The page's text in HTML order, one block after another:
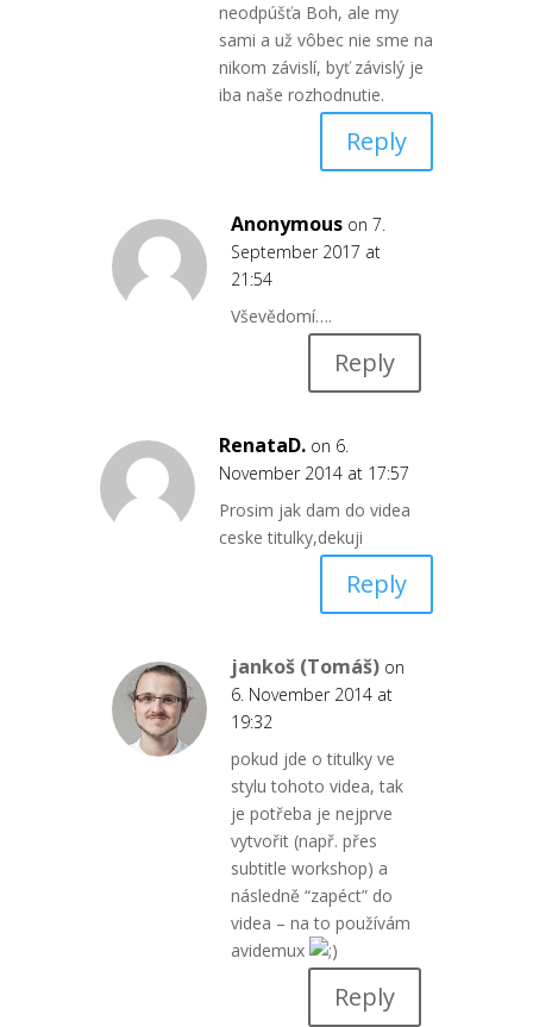
neodpúšťa Boh, ale my
sami a už vôbec nie sme na
nikom závislí, byť závislý je
iba naše rozhodnutie.
Reply
Anonymous on 7.
September 2017 at
21:54
Vševědomí….
Reply
RenataD. on 6.
November 2014 at 17:57
Prosim jak dam do videa
ceske titulky,dekuji
Reply
jankoš (Tomáš) on
6. November 2014 at
19:32
pokud jde o titulky ve
stylu tohoto videa, tak
je potřeba je nejprve
vytvořit (např. přes
subtitle workshop) a
následně “zapéct” do
videa – na to používám
avidemux
Reply